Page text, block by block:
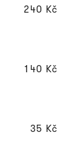
240 Kč
140 Kč
35 Kč